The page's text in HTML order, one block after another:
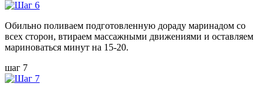
Обильно поливаем подготовленную дораду маринадом со
всех сторон, втираем массажными движениями и оставляем
мариноваться минут на 15-20.
шаг 7